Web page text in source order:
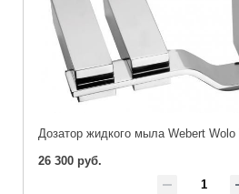
Дозатор жидкого мыла Webert
26 300 руб.